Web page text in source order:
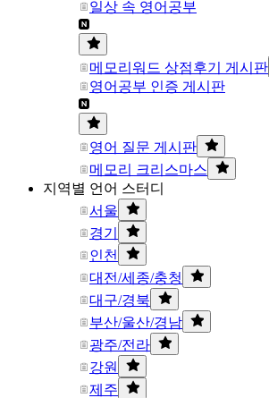
일상 속 영어공부
메모리워드 상점후기 게시판
영어공부 인증 게시판
영어 질문 게시판
메모리 크리스마스
지역별 언어 스터디
서울
경기
인천
대전/세종/충청
대구/경북
부산/울산/경남
광주/전라
강원
제주